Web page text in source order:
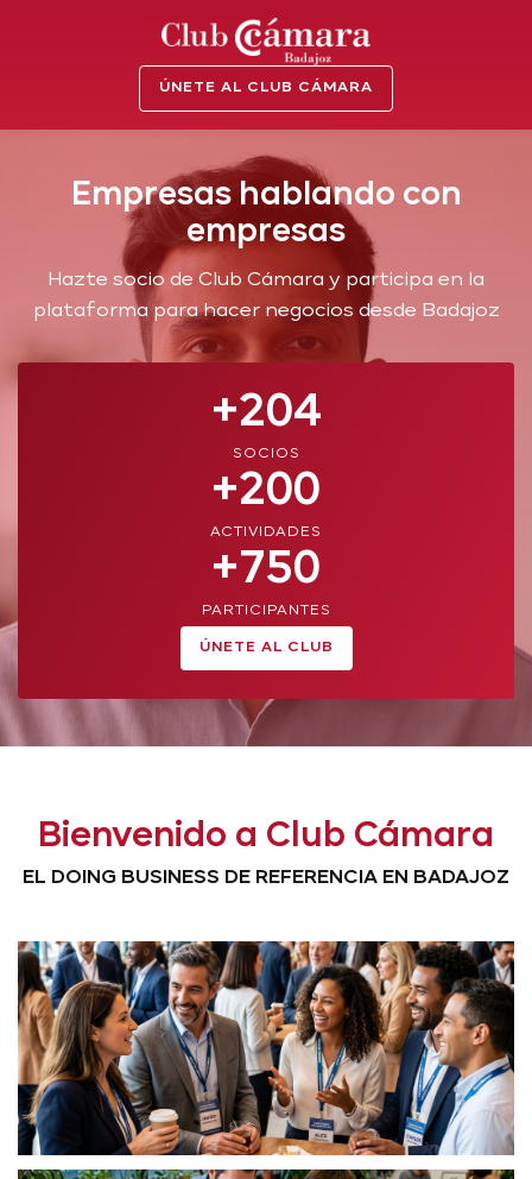
ÚNETE AL CLUB CÁMARA
Empresas hablando con
empresas
Hazte socio de Club Cámara y participa en la
plataforma para hacer negocios desde Badajoz
+204
SOCIOS
+200
ACTIVIDADES
+750
PARTICIPANTES
ÚNETE AL CLUB
Bienvenido a Club Cámara
EL DOING BUSINESS DE REFERENCIA EN BADAJOZ